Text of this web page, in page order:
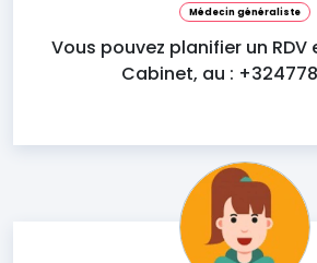
Médecin généraliste
Vous pouvez planifier un
Cabinet, au :